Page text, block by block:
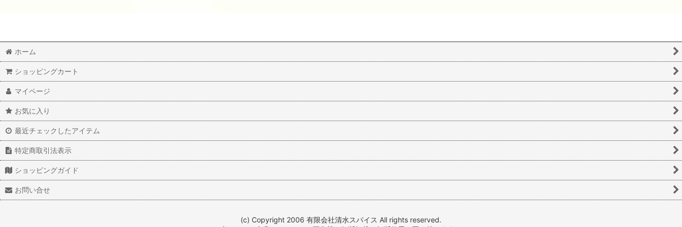
ホーム
ショッピングカート
マイページ
お気に入り
最近チェックしたアイテム
特定商取引法表示
ショッピングガイド
お問い合せ
(c) Copyright 2006 有限会社清水スパイス All rights reserved.